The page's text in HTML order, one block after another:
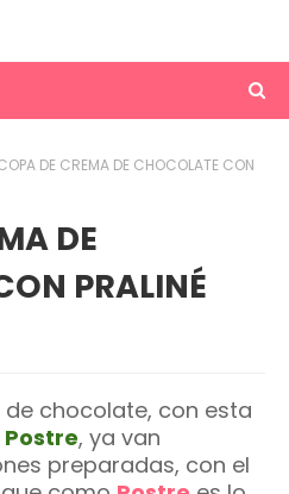
DE CREMA DE CHOCOLATE CON
DE
PRALINÉ
chocolate, con esta
, ya van
preparadas, con el